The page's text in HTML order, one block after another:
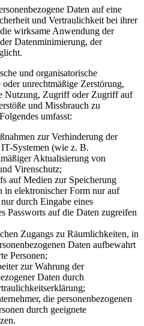
Daten auf eine
und Vertraulichkeit bei ihrer
wirksame Anwendung der
Datenminimierung, der
und organisatorische
unrechtmäßige Zerstörung,
Nutzung, Zugriff oder Zugriff auf
und Missbrauch zu
umfasst:
zur Verhinderung der
Systemen (wie z. B.
Aktualisierung von
Virenschutz;
auf Medien zur Speicherung
in elektronischer Form nur auf
durch Eingabe eines
Passworts auf die Daten zugreifen
Zugangs zu Räumlichkeiten, in
Daten aufbewahrt
Personen;
zur Wahrung der
Daten durch
die personenbezogenen
durch geeignete